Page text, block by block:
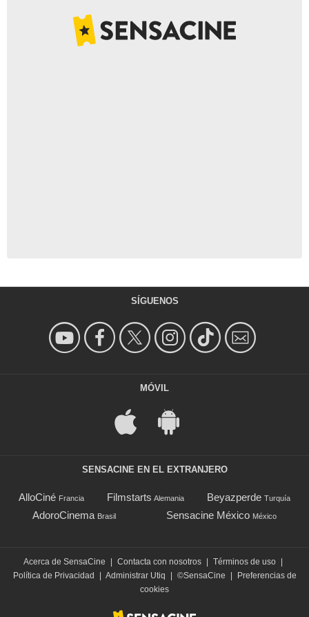
SÍGUENOS
MÓVIL
SENSACINE EN EL EXTRANJERO
AlloCiné Francia Filmstarts Alemania Beyazperde Turquía
AdoroCinema Brasil Sensacine México México
Acerca de SensaCine | Contacta con nosotros | Términos de uso |
Política de Privacidad
| Administrar Utiq | ©SensaCine |
Preferencias de
cookies